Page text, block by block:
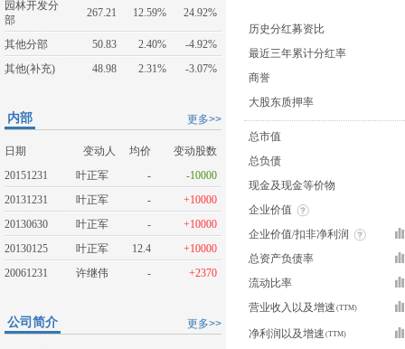
园林开发分
部
267.21 12.59% 24.92%
其他分部 50.83 2.40%
-4.92%
其他(补充)
48.98 2.31% -3.07%
更多>>
内部
日期 变动人 均价
变动股数
20151231
叶正军 -
-10000
20131231
叶正军 -
+10000
20130630
叶正军 -
+10000
20130125
叶正军 12.4
+10000
20061231
许继伟 - +2370
更多>>
公司简介
历史分红募资比
最近三年累计分红率
商誉
大股东质押率
总市值
总负债
现金及现金等价物
企业价值
企业价值/扣非净利润
总资产负债率
流动比率
营业收入以及增速
净利润以及增速